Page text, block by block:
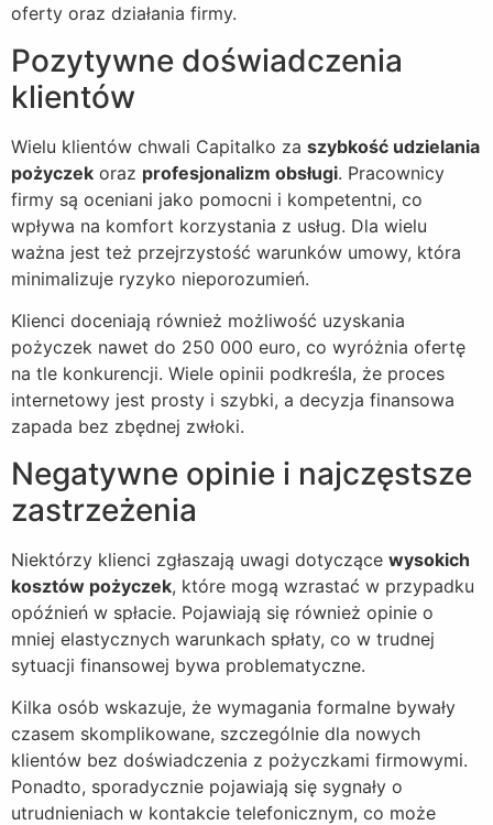
oferty oraz działania firmy.
Pozytywne doświadczenia
klientów
Wielu klientów chwali Capitalko za szybkość udzielania
pożyczek oraz profesjonalizm obsługi. Pracownicy
firmy są oceniani jako pomocni i kompetentni, co
wpływa na komfort korzystania z usług. Dla wielu
ważna jest też przejrzystość warunków umowy, która
minimalizuje ryzyko nieporozumień.
Klienci doceniają również możliwość uzyskania
pożyczek nawet do 250 000 euro, co wyróżnia ofertę
na tle konkurencji. Wiele opinii podkreśla, że proces
internetowy jest prosty i szybki, a decyzja finansowa
zapada bez zbędnej zwłoki.
Negatywne opinie i najczęstsze
zastrzeżenia
Niektórzy klienci zgłaszają uwagi dotyczące wysokich
kosztów pożyczek, które mogą wzrastać w przypadku
opóźnień w spłacie. Pojawiają się również opinie o
mniej elastycznych warunkach spłaty, co w trudnej
sytuacji finansowej bywa problematyczne.
Kilka osób wskazuje, że wymagania formalne bywały
czasem skomplikowane, szczególnie dla nowych
klientów bez doświadczenia z pożyczkami firmowymi.
Ponadto, sporadycznie pojawiają się sygnały o
utrudnieniach w kontakcie telefonicznym, co może